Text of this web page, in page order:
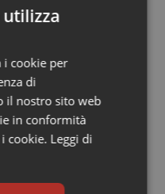
in
il boom dei
i cookie per
di
il nostro sito web
in conformità
cookie. Leggi di